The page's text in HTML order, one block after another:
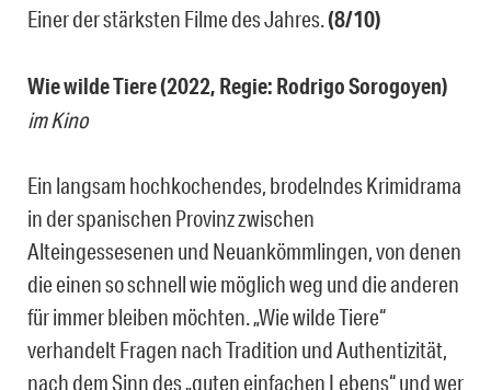
Einer der stärksten Filme des Jahres.(8/10)
Wie wilde Tiere (2022, Regie: Rodrigo Sorogoyen)
im Kino
Ein langsam hochkochendes, brodelndes Krimidrama
in der spanischen Provinz zwischen
Alteingessesenen und Neuankömmlingen, von denen
die einen so schnell wie möglich weg und die anderen
für immer bleiben möchten. „Wie wilde Tiere“
verhandelt Fragen nach Tradition und Authentizität,
nach dem Sinn des „guten einfachen Lebens“ und wer